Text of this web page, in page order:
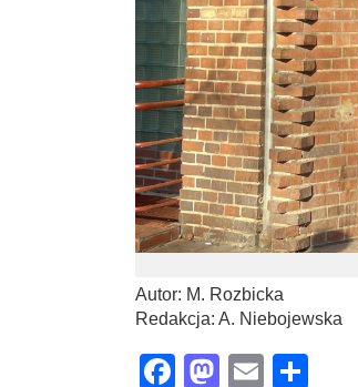
Autor: M. Rozbicka
Redakcja: A. Niebojewska
Facebook
Mastodon
Email